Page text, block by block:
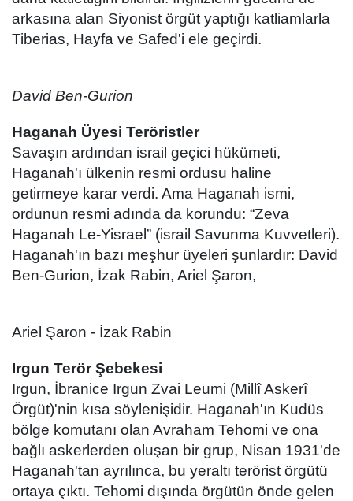
arkasına alan Siyonist örgüt yaptığı katliamlarla
Tiberias, Hayfa ve Safed'i ele geçirdi.
David Ben-Gurion
Haganah Üyesi Teröristler
Savaşın ardından israil geçici hükümeti,
Haganah'ı ülkenin resmi ordusu haline
getirmeye karar verdi. Ama Haganah ismi,
ordunun resmi adında da korundu: “Zeva
Haganah Le-Yisrael” (israil Savunma Kuvvetleri).
Haganah'ın bazı meşhur üyeleri şunlardır: David
Ben-Gurion, İzak Rabin, Ariel Şaron,
Ariel Şaron - İzak Rabin
Irgun Terör Şebekesi
Irgun, İbranice Irgun Zvai Leumi (Millî Askerî
Örgüt)'nin kısa söylenişidir. Haganah'ın Kudüs
bölge komutanı olan Avraham Tehomi ve ona
bağlı askerlerden oluşan bir grup, Nisan 1931'de
Haganah'tan ayrılınca, bu yeraltı terörist örgütü
ortaya çıktı. Tehomi dışında örgütün önde gelen